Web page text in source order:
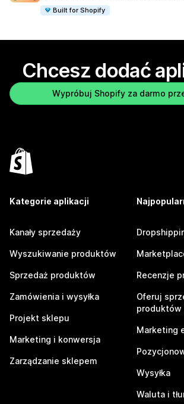
Built for Shopify
Chcesz dodać
Wypróbuj Shopify za darmo
Kategorie aplikacji
Kanały sprzedaży
Wyszukiwanie produktów
Sprzedaż produktów
Zamówienia i wysyłka
Projekt sklepu
Marketing i konwersja
Zarządzanie sklepem
Recenzje
Oferuj
produktów
Marketing
Wysyłka
Waluta i